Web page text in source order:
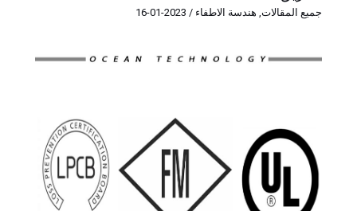
جميع المقالات, هندسة الاطفاء /
2023-01-16